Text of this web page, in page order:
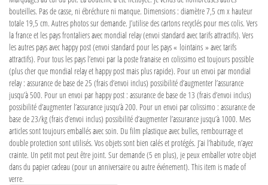
bouteilles. Pas de casse, ni ébréchure ni manque. Dimensions : diamètre 7,5 cm x hauteur
totale 19,5 cm. Autres photos sur demande. J’utilise des cartons recyclés pour mes colis. Vers
la france et les pays frontaliers avec mondial relay (envoi standard avec tarifs attractifs). Vers
les autres pays avec happy post (envoi standard pour les pays « lointains » avec tarifs
attractifs). Pour tous les pays l’envoi par la poste franaise en colissimo est toujours possible
(plus cher que mondial relay et happy post mais plus rapide). Pour un envoi par mondial
relay : assurance de base de 25 (frais d’envoi inclus) possibilité d’augmenter l’assurance
jusqu’à 500. Pour un envoi par happy post : assurance de base de 13 (frais d’envoi inclus)
possibilité d’augmenter l’assurance jusqu’à 200. Pour un envoi par colissimo : assurance de
base de 23/kg (frais d’envoi inclus) possibilité d’augmenter l’assurance jusqu’à 1000. Mes
articles sont toujours emballés avec soin. Du film plastique avec bulles, rembourrage et
double protection sont utilisés. Vos objets sont bien calés et protégés. J’ai l’habitude, n’ayez
crainte. Un petit mot peut être joint. Sur demande (5 en plus), je peux emballer votre objet
dans du papier cadeau (pour un anniversaire ou autre événement). This item is made of
verre.